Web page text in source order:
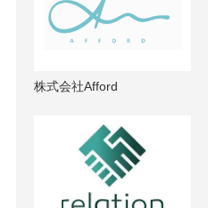
株式会社Afford